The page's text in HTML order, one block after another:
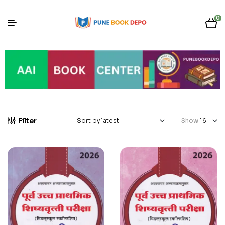
0
Filter Show